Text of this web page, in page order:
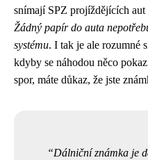
snímají SPZ projíždějících
Žádný papír do auta
systému. I tak je ale rozumné
kdyby se náhodou něco
spor, máte důkaz, že jste
Dálniční známka je